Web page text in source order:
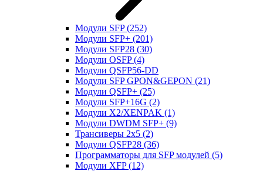
Модули SFP(252)
Модули SFP+ (201)
Модули SFP28 (30)
Модули OSFP(4)
Модули QSFP56-DD
Модули SFP GPON&GEPON (21)
Модули QSFP+ (25)
Модули SFP+16G (2)
Модули X2/XENPAK (1)
Модули DWDM SFP+ (9)
Трансиверы 2x5 (2)
Модули QSFP28 (36)
Программаторы для SFP модулей (5)
Модули XFP(12)